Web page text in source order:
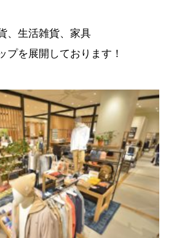
、生活雑貨、家具
プを展開しております！